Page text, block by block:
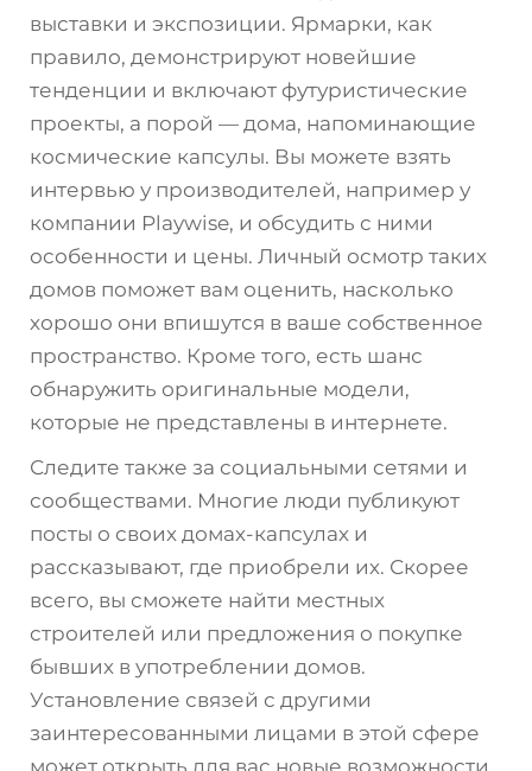
выставки и экспозиции. Ярмарки, как
правило, демонстрируют новейшие
тенденции и включают футуристические
проекты, а порой — дома, напоминающие
космические капсулы. Вы можете взять
интервью у производителей, например у
компании Playwise, и обсудить с ними
особенности и цены. Личный осмотр таких
домов поможет вам оценить, насколько
хорошо они впишутся в ваше собственное
пространство. Кроме того, есть шанс
обнаружить оригинальные модели,
которые не представлены в интернете.
Следите также за социальными сетями и
сообществами. Многие люди публикуют
посты о своих домах-капсулах и
рассказывают, где приобрели их. Скорее
всего, вы сможете найти местных
строителей или предложения о покупке
бывших в употреблении домов.
Установление связей с другими
заинтересованными лицами в этой сфере
может открыть для вас новые возможности.